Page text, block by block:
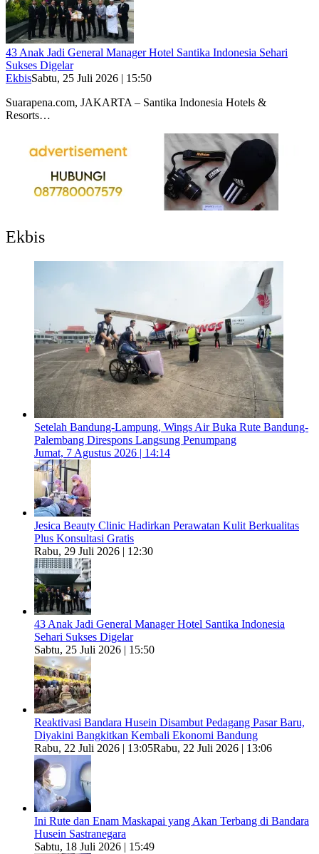
43 Anak Jadi General Manager Hotel Santika Indonesia Sehari
Sukses Digelar
EkbisSabtu, 25 Juli 2026 | 15:50
Suarapena.com, JAKARTA – Santika Indonesia Hotels &
Resorts…
Ekbis
Setelah Bandung-Lampung, Wings Air Buka Rute Bandung-
Palembang Direspons Langsung Penumpang
Jumat, 7 Agustus 2026 | 14:14
Jesica Beauty Clinic Hadirkan Perawatan Kulit Berkualitas
Plus Konsultasi Gratis
Rabu, 29 Juli 2026 | 12:30
43 Anak Jadi General Manager Hotel Santika Indonesia
Sehari Sukses Digelar
Sabtu, 25 Juli 2026 | 15:50
Reaktivasi Bandara Husein Disambut Pedagang Pasar Baru,
Diyakini Bangkitkan Kembali Ekonomi Bandung
Rabu, 22 Juli 2026 | 13:05Rabu, 22 Juli 2026 | 13:06
Ini Rute dan Enam Maskapai yang Akan Terbang di Bandara
Husein Sastranegara
Sabtu, 18 Juli 2026 | 15:49